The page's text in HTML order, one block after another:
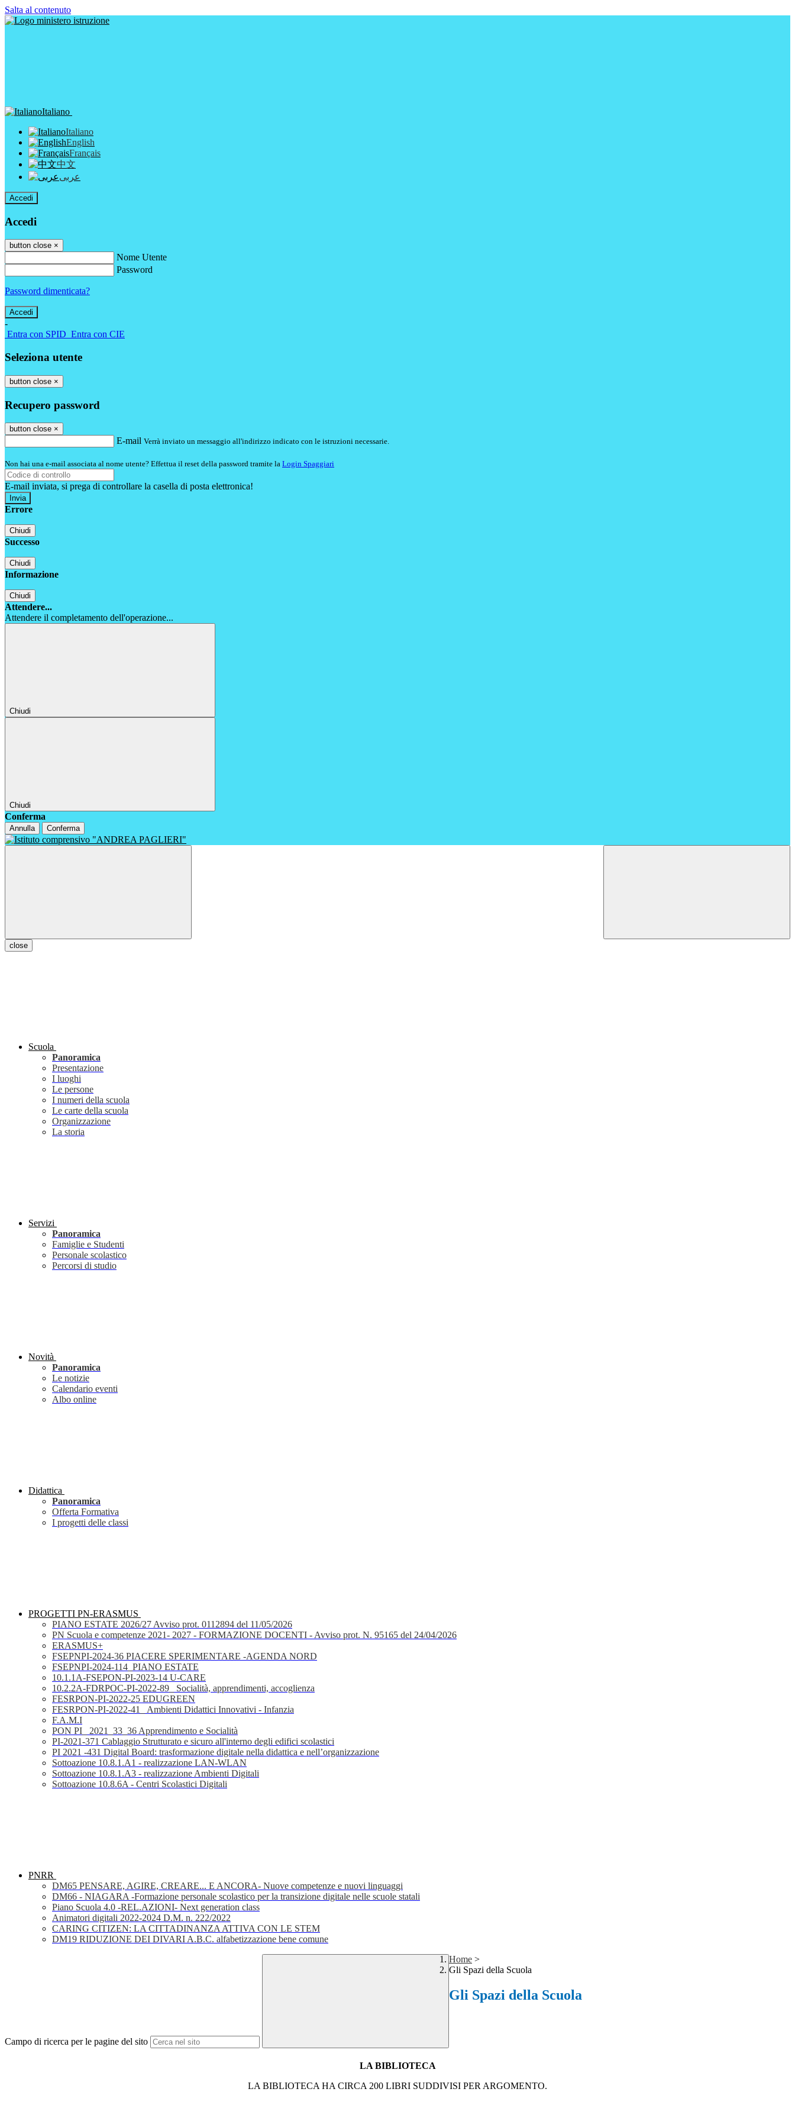
Salta al contenuto
Italiano
Italiano
English
Français
中文
عربى
Accedi
Accedi
button close ×
Nome Utente
Password
Password dimenticata?
-
Entra con SPID Entra con CIE
Seleziona utente
button close ×
Recupero password
button close ×
E-mail Verrà inviato un messaggio all'indirizzo indicato con le istruzioni necessarie.
Non hai una e-mail associata al nome utente? Effettua il reset della password tramite la Login Spaggiari
E-mail inviata, si prega di controllare la casella di posta elettronica!
Errore
Chiudi
Successo
Chiudi
Informazione
Chiudi
Attendere...
Attendere il completamento dell'operazione...
Chiudi
Chiudi
Conferma
Annulla Conferma
close
Scuola
Panoramica
Presentazione
I luoghi
Le persone
I numeri della scuola
Le carte della scuola
Organizzazione
La storia
Servizi
Panoramica
Famiglie e Studenti
Personale scolastico
Percorsi di studio
Novità
Panoramica
Le notizie
Calendario eventi
Albo online
Didattica
Panoramica
Offerta Formativa
I progetti delle classi
PROGETTI PN-ERASMUS
PIANO ESTATE 2026/27 Avviso prot. 0112894 del 11/05/2026
PN Scuola e competenze 2021- 2027 - FORMAZIONE DOCENTI - Avviso prot. N. 95165 del 24/04/2026
ERASMUS+
FSEPNPI-2024-36 PIACERE SPERIMENTARE -AGENDA NORD
FSEPNPI-2024-114_PIANO ESTATE
10.1.1A-FSEPON-PI-2023-14 U-CARE
10.2.2A-FDRPOC-PI-2022-89_ Socialità, apprendimenti, accoglienza
FESRPON-PI-2022-25 EDUGREEN
FESRPON-PI-2022-41_ Ambienti Didattici Innovativi - Infanzia
F.A.M.I
PON PI_ 2021_33_36 Apprendimento e Socialità
PI-2021-371 Cablaggio Strutturato e sicuro all'interno degli edifici scolastici
PI 2021 -431 Digital Board: trasformazione digitale nella didattica e nell’organizzazione
Sottoazione 10.8.1.A1 - realizzazione LAN-WLAN
Sottoazione 10.8.1.A3 - realizzazione Ambienti Digitali
Sottoazione 10.8.6A - Centri Scolastici Digitali
PNRR
DM65 PENSARE, AGIRE, CREARE... E ANCORA- Nuove competenze e nuovi linguaggi
DM66 - NIAGARA -Formazione personale scolastico per la transizione digitale nelle scuole statali
Piano Scuola 4.0 -REL.AZIONI- Next generation class
Animatori digitali 2022-2024 D.M. n. 222/2022
CARING CITIZEN: LA CITTADINANZA ATTIVA CON LE STEM
DM19 RIDUZIONE DEI DIVARI A.B.C. alfabetizzazione bene comune
Campo di ricerca per le pagine del sito
Home >
Gli Spazi della Scuola
Gli Spazi della Scuola
LA BIBLIOTECA
LA BIBLIOTECA HA CIRCA 200 LIBRI SUDDIVISI PER ARGOMENTO.